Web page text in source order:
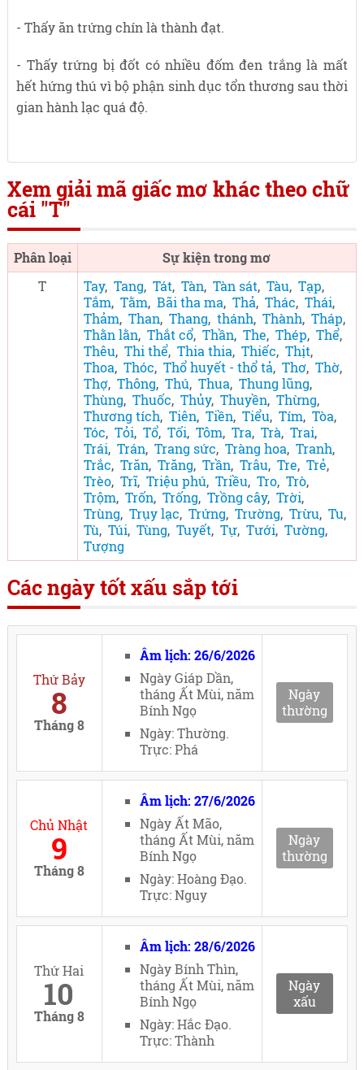
- Thấy ăn trứng chín là thành đạt.
- Thấy trứng bị đốt có nhiều đốm đen trắng là mất
hết hứng thú vì bộ phận sinh dục tổn thương sau thời
gian hành lạc quá độ.
Xem giải mã giấc mơ khác theo chữ
cái "T"
Phân loại
Sự kiện trong mơ
T
Tay, Tang, Tát, Tàn, Tàn sát, Tàu, Tạp,
Tắm, Tằm, Bãi tha ma, Thả, Thác, Thái,
Thảm, Than, Thang, thánh, Thành, Tháp,
Thằn lằn, Thắt cổ, Thần, The, Thép, Thể,
Thêu, Thi thể, Thia thia, Thiếc, Thịt,
Thoa, Thóc, Thổ huyết - thổ tả, Thơ, Thờ,
Thợ, Thông, Thú, Thua, Thung lũng,
Thùng, Thuốc, Thủy, Thuyền, Thừng,
Thương tích, Tiên, Tiền, Tiểu, Tím, Tòa,
Tóc, Tỏi, Tổ, Tối, Tôm, Tra, Trà, Trai,
Trái, Trán, Trang sức, Tràng hoa, Tranh,
Trắc, Trăn, Trăng, Trần, Trâu, Tre, Trẻ,
Trèo, Trĩ, Triệu phú, Triều, Tro, Trò,
Trộm, Trốn, Trống, Trồng cây, Trời,
Trùng, Trụy lạc, Trứng, Trường, Trừu, Tu,
Tù, Túi, Tùng, Tuyết, Tự, Tưới, Tường,
Tượng
Các ngày tốt xấu sắp tới
Thứ Bảy
8
Tháng 8
Âm lịch: 26/6/2026
Ngày Giáp Dần,
tháng Ất Mùi, năm
Bính Ngọ
Ngày: Thường.
Trực: Phá
Ngày
thường
Chủ Nhật
9
Tháng 8
Âm lịch: 27/6/2026
Ngày Ất Mão,
tháng Ất Mùi, năm
Bính Ngọ
Ngày: Hoàng Đạo.
Trực: Nguy
Ngày
thường
Thứ Hai
10
Tháng 8
Âm lịch: 28/6/2026
Ngày Bính Thìn,
tháng Ất Mùi, năm
Bính Ngọ
Ngày: Hắc Đạo.
Trực: Thành
Ngày
xấu